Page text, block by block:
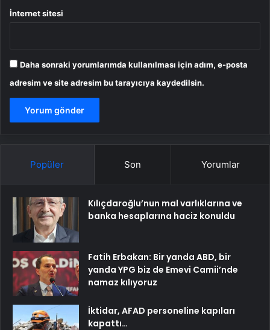
İnternet sitesi
Daha sonraki yorumlarımda kullanılması için adım, e-posta
adresim ve site adresim bu tarayıcıya kaydedilsin.
Popüler Son Yorumlar
Kılıçdaroğlu’nun mal varlıklarına ve
banka hesaplarına haciz konuldu
Fatih Erbakan: Bir yanda ABD, bir
yanda YPG biz de Emevi Camii’nde
namaz kılıyoruz
İktidar, AFAD personeline kapıları
kapattı…